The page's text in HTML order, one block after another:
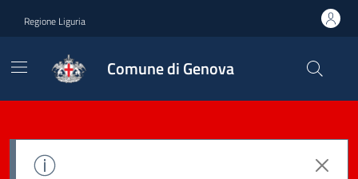
Regione Liguria
Comune di Genova